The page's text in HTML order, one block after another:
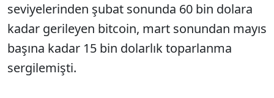
seviyelerinden şubat sonunda 60 bin dolara
kadar gerileyen bitcoin, mart sonundan mayıs
başına kadar 15 bin dolarlık toparlanma
sergilemişti.